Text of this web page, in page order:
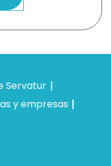
Servatur
y empresas